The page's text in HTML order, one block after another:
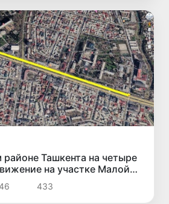
Ташкента на четыре
на участке Малой
433